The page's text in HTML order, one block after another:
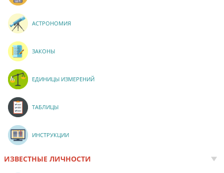
АСТРОНОМИЯ
ЗАКОНЫ
ЕДИНИЦЫ ИЗМЕРЕНИЙ
ТАБЛИЦЫ
ИНСТРУКЦИИ
ИЗВЕСТНЫЕ ЛИЧНОСТИ